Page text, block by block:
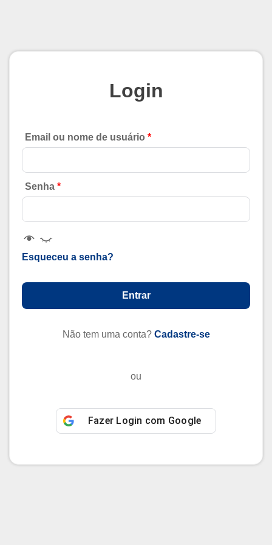
Login
Email ou nome de usuário *
Senha *
Esqueceu a senha?
Entrar
Não tem uma conta? Cadastre-se
ou
Fazer Login com Google